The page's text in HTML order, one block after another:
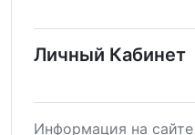
Личный Кабинет
Информация на